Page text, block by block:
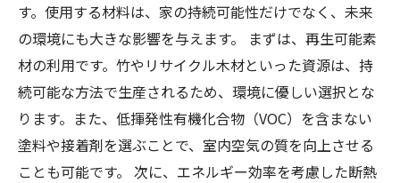
す。使用する材料は、家の持続可能性だけでなく、未来
の環境にも大きな影響を与えます。 まずは、再生可能素
材の利用です。竹やリサイクル木材といった資源は、持
続可能な方法で生産されるため、環境に優しい選択とな
ります。また、低揮発性有機化合物（VOC）を含まない
塗料や接着剤を選ぶことで、室内空気の質を向上させる
ことも可能です。 次に、エネルギー効率を考慮した断熱